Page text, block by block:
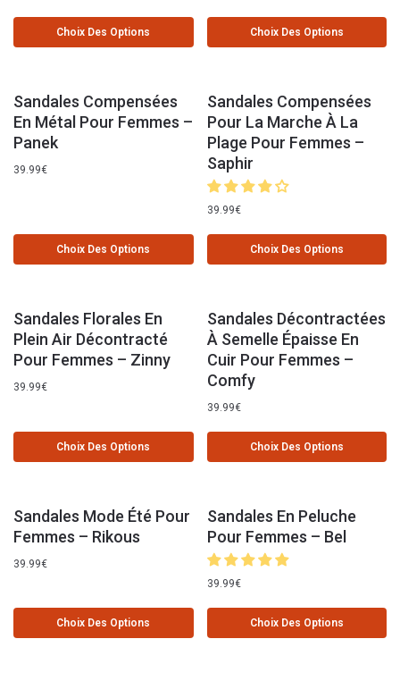
Choix Des Options Choix Des Options
Sandales Compensées
En Métal Pour Femmes –
Panek
39.99€
Choix Des Options
Sandales Compensées
Pour La Marche À La
Plage Pour Femmes –
Saphir
39.99€
Choix Des Options
Sandales Florales En
Plein Air Décontracté
Pour Femmes – Zinny
39.99€
Choix Des Options
Sandales Décontractées
À Semelle Épaisse En
Cuir Pour Femmes –
Comfy
39.99€
Choix Des Options
Sandales Mode Été Pour
Femmes – Rikous
39.99€
Choix Des Options
Sandales En Peluche
Pour Femmes – Bel
39.99€
Choix Des Options